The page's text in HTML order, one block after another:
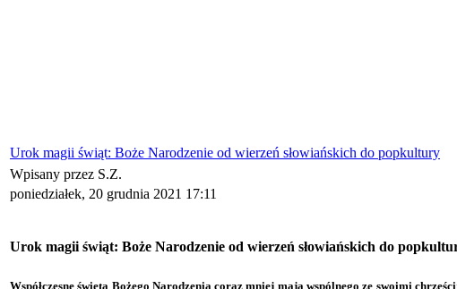
Urok magii świąt: Boże Narodzenie od wierzeń słowiańskich do popkultury
Wpisany przez S.Z.
poniedziałek, 20 grudnia 2021 17:11
Urok magii świąt: Boże Narodzenie od wierzeń słowiańskich do
Współczesne święta Bożego Narodzenia coraz mniej mają wspólnego ze swoimi